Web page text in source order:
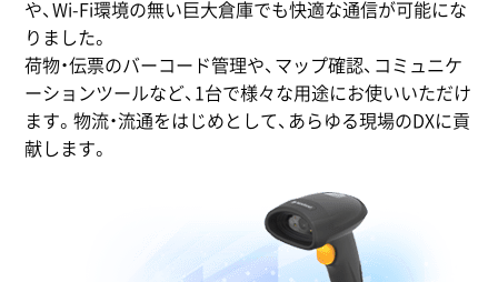
や、Wi-Fi環境の無い巨大倉庫でも快適な通信が可能にな
りました。
荷物・伝票のバーコード管理や、マップ確認、コミュニケ
ーションツールなど、1台で様々な用途にお使いいただけ
ます。物流・流通をはじめとして、あらゆる現場のDXに貢
献します。